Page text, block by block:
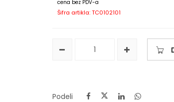
cena bez PDV-a
Šifra artikla: TC0102101
Podeli